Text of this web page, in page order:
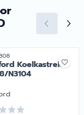
Koelkastrek
N3104